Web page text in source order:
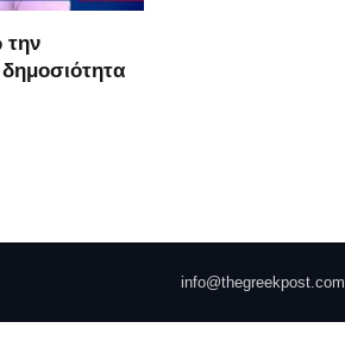
info@thegreekpost.com